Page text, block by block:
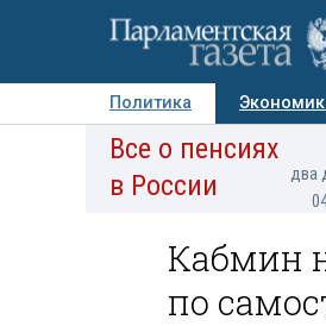
Политика
Авторы Персоны
Все о пенсиях
в России
два
Кабмин
по